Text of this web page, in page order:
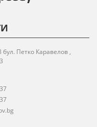
Петко Каравелов ,